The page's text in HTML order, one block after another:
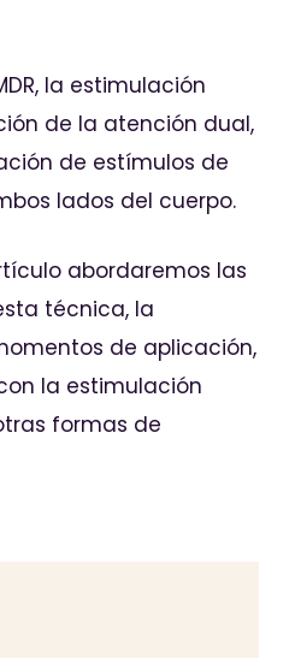
la estimulación
de la atención dual,
de estímulos de
lados del cuerpo.
abordaremos las
técnica, la
de aplicación,
la estimulación
formas de